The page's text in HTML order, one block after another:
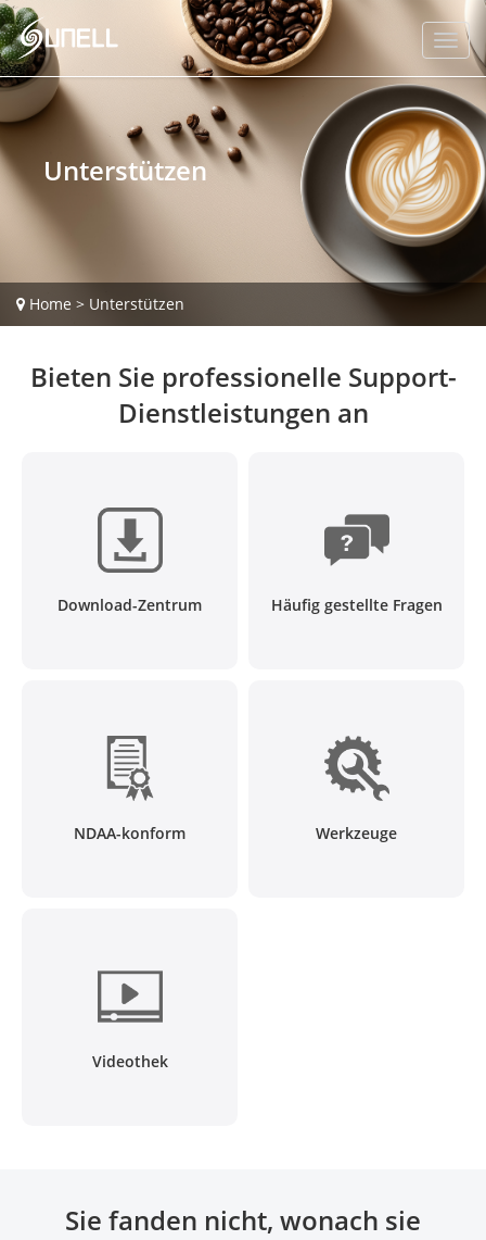
Home > Unterstützen
Unterstützen
Bieten Sie professionelle Support-
Dienstleistungen an
Download-Zentrum Häufig gestellte Fragen
NDAA-konform Werkzeuge
Videothek
Sie fanden nicht, wonach sie